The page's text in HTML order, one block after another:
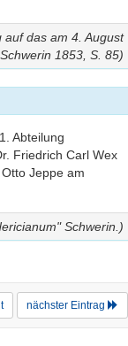
das am 4. August
1853, S. 85)
Abteilung
Friedrich Carl Wex
Jeppe am
Schwerin.)
nächster Eintrag